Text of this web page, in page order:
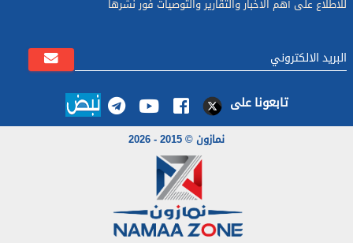
للاطلاع على أهم الاخبار والتقارير والتوصيات فور نشرها
تابعونا على
نمازون © 2015 - 2026